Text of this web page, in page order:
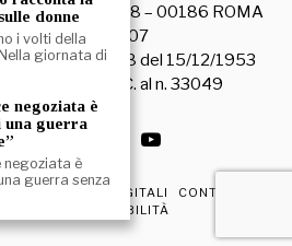
Capranica, 78 – 00186 ROMA
IVA 15045971007
di Roma n. 3628 del 15/12/1953
è iscritta al R.O.C. al n. 33049
EDIZIONI DIGITALI
CONTATTI
DI ACCESSIBILITÀ
donne
i volti della
giornata di
negoziata è
una guerra
negoziata è
guerra senza